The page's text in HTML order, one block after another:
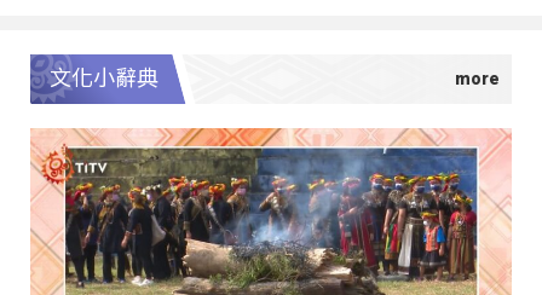
文化小辭典